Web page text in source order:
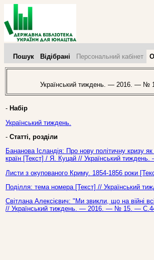
Пошук Відібрані Персональний кабінет
Український тиждень. — 2016. — №
- Набір
Український тиждень.
- Статті, розділи
Бананова Ісландія: Про нову політичну кризу
країн [Текст] / Я. Куцай // Український
Листи з окупованого Криму. 1854-1856 роки
Поділля: тема номера [Текст] // Український
Світлана Алексієвич: "Ми звикли, що на війні
// Український тиждень. — 2016. — № 15. —